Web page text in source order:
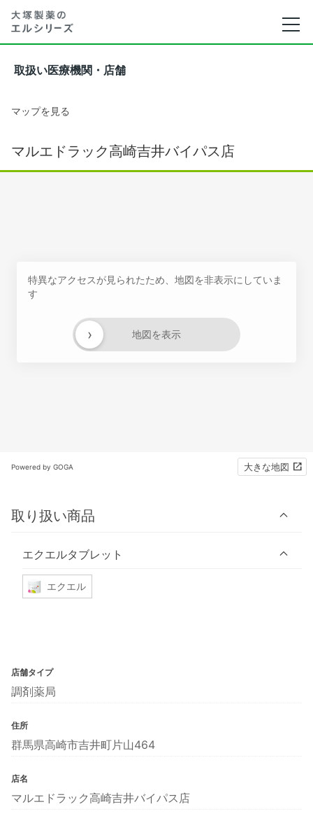
取扱い医療機関・店舗
マップを見る
マルエドラック高崎吉井バイパス店
特異なアクセスが見られたため、地図を非表示にしていま
す
地図を表示
›
Powered by GOGA 大きな地図
取り扱い商品
エクエルタブレット
エクエル
店舗タイプ
調剤薬局
住所
群馬県高崎市吉井町片山464
店名
マルエドラック高崎吉井バイパス店